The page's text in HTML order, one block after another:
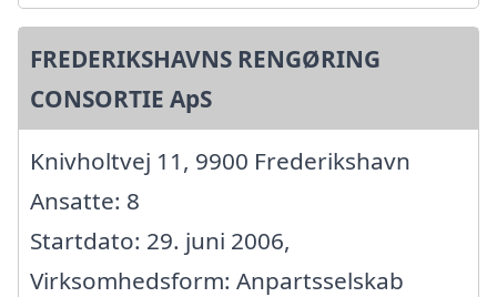
FREDERIKSHAVNS RENGØRING
CONSORTIE ApS
Knivholtvej 11, 9900 Frederikshavn
Ansatte: 8
Startdato: 29. juni 2006,
Virksomhedsform: Anpartsselskab